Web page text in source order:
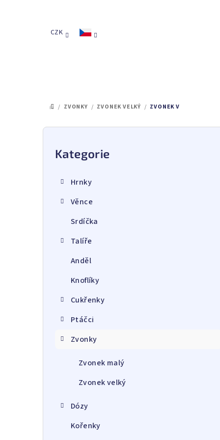
CZK
DOMŮ
/ ZVONKY / ZVONEK VELKÝ / ZVONEK V
P
Přeskočit
kategorie
Kategorie
Hrnky
Věnce
Srdíčka
Talíře
Anděl
Knoflíky
Cukřenky
Ptáčci
Zvonky
Zvonek malý
Zvonek velký
Dózy
Kořenky